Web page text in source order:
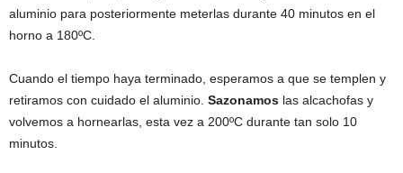
aluminio para posteriormente meterlas durante 40 minutos en el
horno a 180ºC.
Cuando el tiempo haya terminado, esperamos a que se templen y
retiramos con cuidado el aluminio. Sazonamos las alcachofas y
volvemos a hornearlas, esta vez a 200ºC durante tan solo 10
minutos.